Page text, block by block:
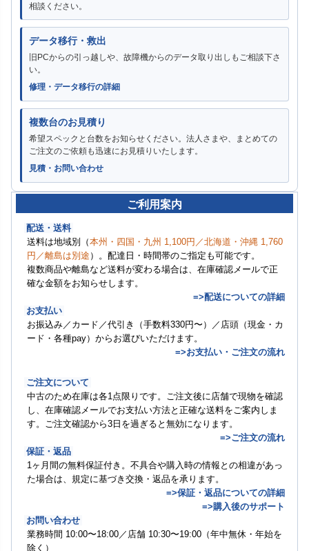
相談ください。
データ移行・救出
旧PCからの引っ越しや、故障機からのデータ取り出しもご相談下さ
い。
修理・データ移行の詳細
複数台のお見積り
希望スペックと台数をお知らせください。法人さまや、まとめての
ご注文のご依頼も迅速にお見積りいたします。
見積・お問い合わせ
ご利用案内
配送・送料
送料は地域別（本州・四国・九州 1,100円／北海道・沖縄 1,760
円／離島は別途 ）。配達日・時間帯のご指定も可能です。
複数商品や離島など送料が変わる場合は、在庫確認メールで正
確な金額をお知らせします。
=>配送についての詳細
お支払い
お振込み／カード／代引き（手数料330円〜）／店頭（現金・カ
ード・各種pay）からお選びいただけます。
=>お支払い・ご注文の流れ
ご注文について
中古のため在庫は各1点限りです。ご注文後に店舗で現物を確認
し、在庫確認メールでお支払い方法と正確な送料をご案内しま
す。ご注文確認から3日を過ぎると無効になります。
=>ご注文の流れ
保証・返品
1ヶ月間の無料保証付き。不具合や購入時の情報との相違があっ
た場合は、規定に基づき交換・返品を承ります。
=>保証・返品についての詳細
=>購入後のサポート
お問い合わせ
業務時間 10:00〜18:00／店舗 10:30〜19:00（年中無休・年始を
除く）